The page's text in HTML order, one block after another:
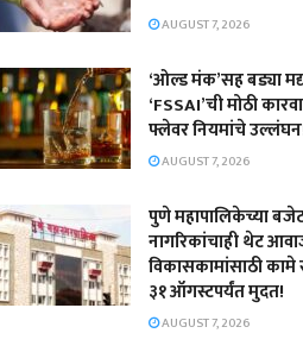
AUGUST 7, 2026
‘ओल्ड मंक’सह बड्या
‘FSSAI’ची मोठी
फ्लेवर नियमांचे
AUGUST 7, 2026
पुणे महापालिकेच्या
नागरिकांचाही थेट
विकासकामांसाठी
३१ ऑगस्टपर्यंत मुदत!
AUGUST 7, 2026